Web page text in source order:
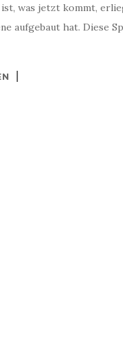
was jetzt kommt,
aufgebaut hat. Diese